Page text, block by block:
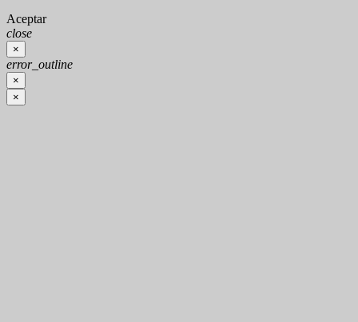
Aceptar
close
×
error_outline
×
×